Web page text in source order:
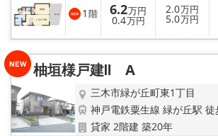
1 階 6.2万円
0.4万円
2.0万円
5.0万円
柚垣様戸建Ⅱ A
三木市緑が丘町東1丁目
神戸電鉄粟生線 緑が丘駅 徒
貸家 2階建 築20年